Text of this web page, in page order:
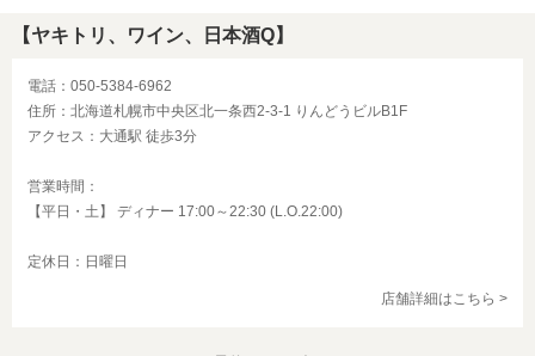
【ヤキトリ、ワイン、日本酒Q】
電話：050-5384-6962
住所：北海道札幌市中央区北一条西2-3-1 りんどうビルB1F
アクセス：大通駅 徒歩3分
営業時間：
【平日・土】 ディナー 17:00～22:30 (L.O.22:00)
定休日：日曜日
店舗詳細はこちら >